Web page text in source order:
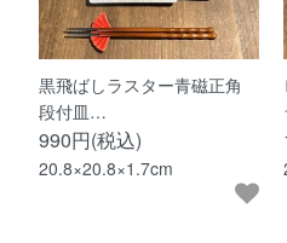
黒飛ばしラスター青磁正角
段付皿…
990円(税込)
20.8×20.8×1.7cm